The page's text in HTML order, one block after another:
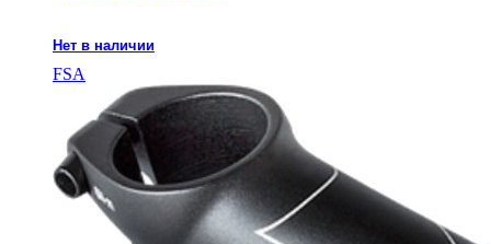
Нет в наличии
FSA